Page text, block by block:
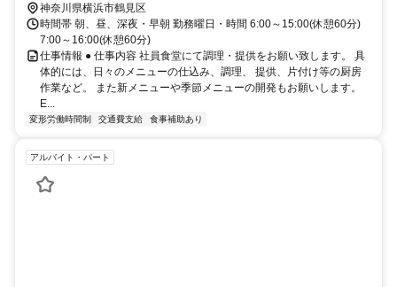
神奈川県横浜市鶴見区
時間帯 朝、昼、深夜・早朝 勤務曜日・時間 6:00～15:00(休憩60分)
7:00～16:00(休憩60分)
仕事情報 ● 仕事内容 社員食堂にて調理・提供をお願い致します。 具
体的には、日々のメニューの仕込み、調理、 提供、片付け等の厨房
作業など。 また新メニューや季節メニューの開発もお願いします。
E...
変形労働時間制 交通費支給 食事補助あり
アルバイト・パート